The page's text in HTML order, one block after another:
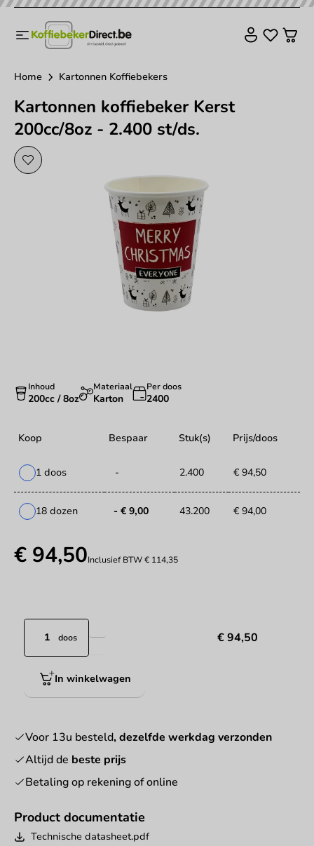
Home Kartonnen Koffiebekers
Kartonnen koffiebeker Kerst
200cc/8oz - 2.400 st/ds.
Product documentatie
Technische datasheet.pdf
Inhoud
200cc / 8oz
Materiaal
Karton
Per doos
2400
Koop Bespaar Stuk(s) Prijs/doos
1 doos - 2.400 € 94,50
18 dozen - € 9,00 43.200 € 94,00
€ 94,50Inclusief BTW€ 114,35
doos € 94,50
In winkelwagen
Voor 13u besteld, dezelfde werkdag verzonden
Altijd de beste prijs
Betaling op rekening of online